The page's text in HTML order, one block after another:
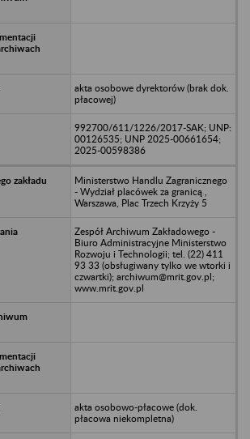
akta osobowe dyrektorów (brak dok.
płacowej)
992700/611/1226/2017-SAK; UNP:
00126535; UNP 2025-00661654;
2025-00598386
Ministerstwo Handlu Zagranicznego
- Wydział placówek za granicą ,
Warszawa, Plac Trzech Krzyży 5
Zespół Archiwum Zakładowego -
Biuro Administracyjne Ministerstwo
Rozwoju i Technologii; tel. (22) 411
93 33 (obsługiwany tylko we wtorki i
czwartki); archiwum@mrit.gov.pl;
www.mrit.gov.pl
akta osobowo-płacowe (dok.
płacowa niekompletna)